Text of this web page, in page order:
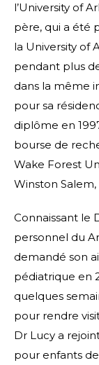
l’University of
père, qui a été
la University of
pendant plus
dans la même
pour sa
diplôme en
bourse de
Wake Forest
Winston Salem,
Connaissant le
personnel du
demandé son
pédiatrique en
quelques
pour rendre
Dr Lucy a
pour enfants